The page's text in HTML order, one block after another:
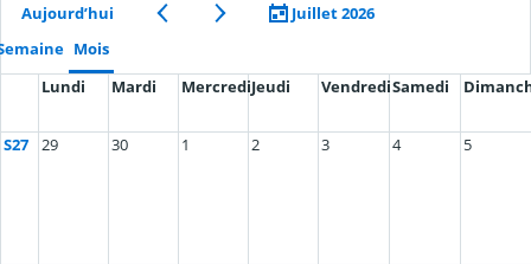
Aujourd’hui
Juillet 2026
Mois
Lundi
Mardi MercrediJeudi VendrediSamedi
S27 29 30 1 2 3 4 5